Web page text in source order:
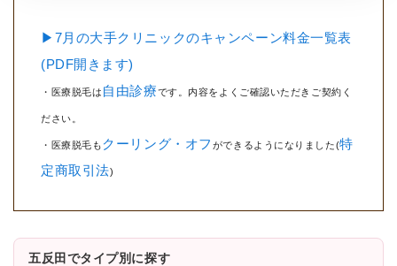
▶7月の大手クリニックのキャンペーン料金一覧表
(PDF開きます)
・医療脱毛は 自由診療です。内容をよくご確認いただきご契約く
ださい。
・医療脱毛も クーリング・オフ ができるようになりました(特
定商取引法)
五反田でタイプ別に探す